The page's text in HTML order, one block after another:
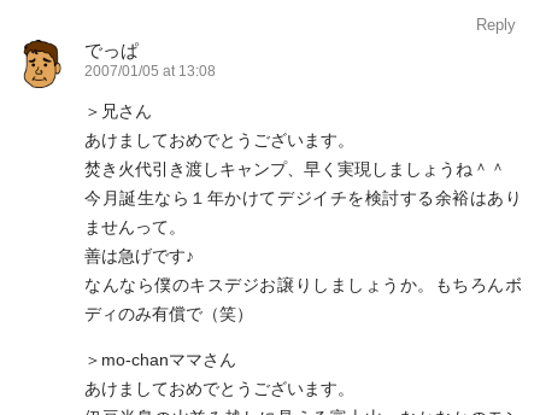
Reply
でっぱ
2007/01/05 at 13:08
＞兄さん
あけましておめでとうございます。
焚き火代引き渡しキャンプ、早く実現しましょうね＾＾
今月誕生なら１年かけてデジイチを検討する余裕はあり
ませんって。
善は急げです♪
なんなら僕のキスデジお譲りしましょうか。もちろんボ
ディのみ有償で（笑）
＞mo-chanママさん
あけましておめでとうございます。